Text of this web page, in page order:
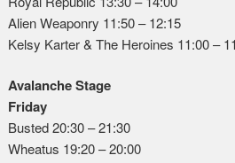
Alien Weaponry 11:50 – 12:15
Kelsy Karter & The Heroines 11:00 –
Avalanche Stage
Friday
Busted 20:30 – 21:30
Wheatus 19:20 – 20:00